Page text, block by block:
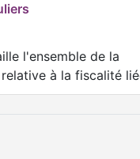
l'ensemble de la
à la fiscalité